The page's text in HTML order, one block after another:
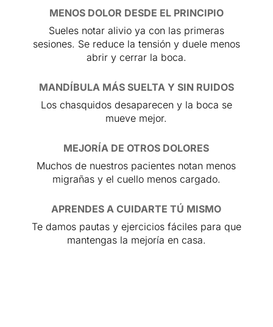
MENOS DOLOR DESDE EL PRINCIPIO
Sueles notar alivio ya con las primeras
sesiones. Se reduce la tensión y duele menos
abrir y cerrar la boca.
MANDÍBULA MÁS SUELTA Y SIN RUIDOS
Los chasquidos desaparecen y la boca se
mueve mejor.
MEJORÍA DE OTROS DOLORES
Muchos de nuestros pacientes notan menos
migrañas y el cuello menos cargado.
APRENDES A CUIDARTE TÚ MISMO
Te damos pautas y ejercicios fáciles para que
mantengas la mejoría en casa.